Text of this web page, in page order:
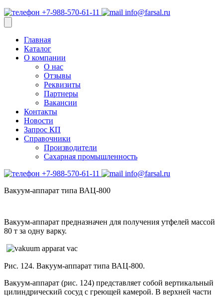
+7-988-570-61-11
info@farsal.ru
Главная
Каталог
О компании
О нас
Отзывы
Реквизиты
Партнеры
Вакансии
Контакты
Новости
Запрос КП
Справочники
Производители
Сахарная промышленность
+7-988-570-61-11
info@farsal.ru
Вакуум-аппарат типа ВАЦ-800
Вакуум-аппарат предназначен для получения утфелей массой
80 т за одну варку.
Рис. 124. Вакуум-аппарат типа ВАЦ-800.
Вакуум-аппарат (рис. 124) представляет собой вертикальный
цилиндрический сосуд с греющей камерой. В верхней части